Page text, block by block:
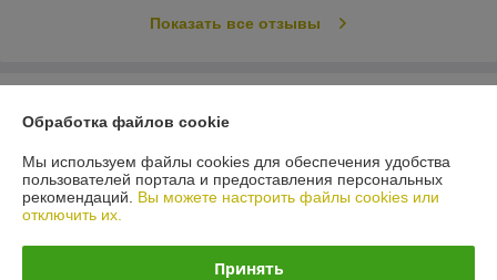
Показать все отзывы
Доставка и оплата
Обработка файлов cookie
Мы используем файлы cookies для обеспечения удобства
пользователей портала и предоставления персональных
рекомендаций. Вы можете настроить файлы cookies или
отключить их.
Принять